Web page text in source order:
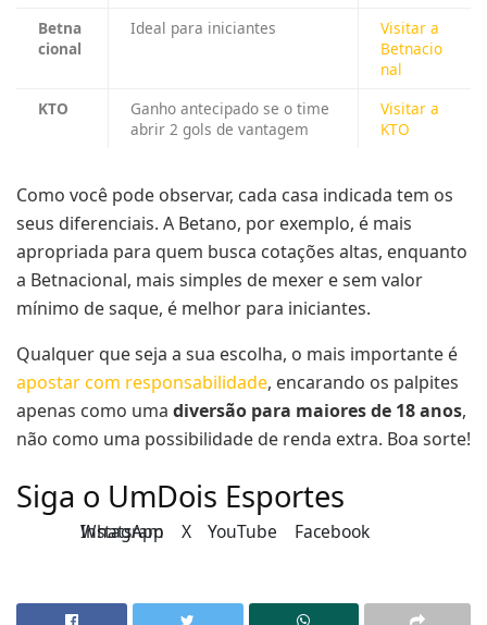
Betna
cional
Ideal para iniciantes
Visitar a
Betnacio
nal
KTO
Ganho antecipado se o time
abrir 2 gols de vantagem
Visitar a
KTO
Como você pode observar, cada casa indicada tem os
seus diferenciais. A Betano, por exemplo, é mais
apropriada para quem busca cotações altas, enquanto
a Betnacional, mais simples de mexer e sem valor
mínimo de saque, é melhor para iniciantes.
Qualquer que seja a sua escolha, o mais importante é
apostar com responsabilidade, encarando os palpites
apenas como uma diversão para maiores de 18 anos,
não como uma possibilidade de renda extra. Boa sorte!
Siga o UmDois Esportes
Instagram X YouTube Facebook
WhatsApp